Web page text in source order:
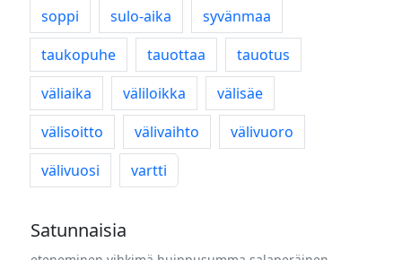
soppi
sulo-aika
syvänmaa
taukopuhe
tauottaa
tauotus
väliaika
väliloikka
välisäe
välisoitto
välivaihto
välivuoro
välivuosi
vartti
Satunnaisia